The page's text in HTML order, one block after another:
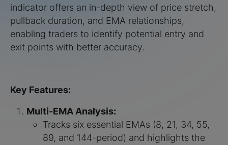
indicator offers an in-depth view of price stretch,
pullback duration, and EMA relationships,
enabling traders to identify potential entry and
exit points with better accuracy.
Key Features:
Multi-EMA Analysis:
Tracks six essential EMAs (8, 21, 34, 55,
89, and 144-period) and highlights the